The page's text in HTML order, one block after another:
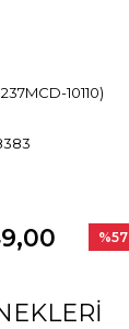
10110)
%57